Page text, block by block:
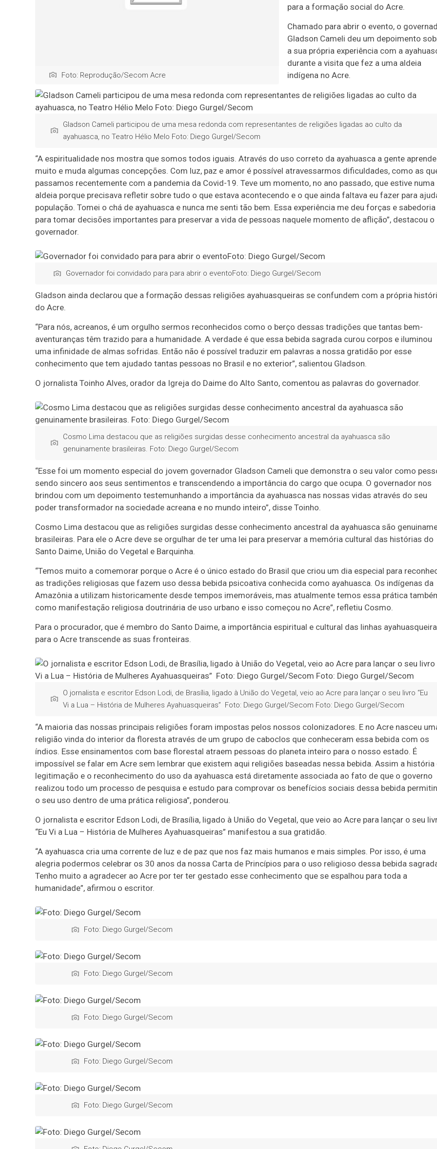
Foto: Reprodução/Secom Acre
para a formação social do Acre.
Gladson Cameli participou de uma mesa redonda com representantes de religiões ligadas ao culto da
ayahuasca, no Teatro Hélio Melo Foto: Diego Gurgel/Secom
Chamado para abrir o evento, o
Gladson Cameli deu um depoimento
a sua própria experiência com a
durante a visita que fez a uma aldeia
indígena no Acre.
“A espiritualidade nos mostra que somos todos iguais. Através do uso correto da ayahuasca a gente aprende
muito e muda algumas concepções. Com luz, paz e amor é possível atravessarmos dificuldades, como as
passamos recentemente com a pandemia da Covid-19. Teve um momento, no ano passado, que estive numa
aldeia porque precisava refletir sobre tudo o que estava acontecendo e o que ainda faltava eu fazer para
população. Tomei o chá de ayahuasca e nunca me senti tão bem. Essa experiência me deu forças e sabedoria
para tomar decisões importantes para preservar a vida de pessoas naquele momento de aflição”, destacou o
governador.
Governador foi convidado para para abrir o eventoFoto: Diego Gurgel/Secom
Gladson ainda declarou que a formação dessas religiões ayahuasqueiras se confundem com a própria
do Acre.
“Para nós, acreanos, é um orgulho sermos reconhecidos como o berço dessas tradições que tantas bem-
aventuranças têm trazido para a humanidade. A verdade é que essa bebida sagrada curou corpos e iluminou
uma infinidade de almas sofridas. Então não é possível traduzir em palavras a nossa gratidão por esse
conhecimento que tem ajudado tantas pessoas no Brasil e no exterior”, salientou Gladson.
O jornalista Toinho Alves, orador da Igreja do Daime do Alto Santo, comentou as palavras do governador.
Cosmo Lima destacou que as religiões surgidas desse conhecimento ancestral da ayahuasca são
genuinamente brasileiras. Foto: Diego Gurgel/Secom
“Esse foi um momento especial do jovem governador Gladson Cameli que demonstra o seu valor como
sendo sincero aos seus sentimentos e transcendendo a importância do cargo que ocupa. O governador nos
brindou com um depoimento testemunhando a importância da ayahuasca nas nossas vidas através do seu
poder transformador na sociedade acreana e no mundo inteiro”, disse Toinho.
Cosmo Lima destacou que as religiões surgidas desse conhecimento ancestral da ayahuasca são
brasileiras. Para ele o Acre deve se orgulhar de ter uma lei para preservar a memória cultural das histórias do
Santo Daime, União do Vegetal e Barquinha.
“Temos muito a comemorar porque o Acre é o único estado do Brasil que criou um dia especial para
as tradições religiosas que fazem uso dessa bebida psicoativa conhecida como ayahuasca. Os indígenas da
Amazônia a utilizam historicamente desde tempos imemoráveis, mas atualmente temos essa prática
como manifestação religiosa doutrinária de uso urbano e isso começou no Acre”, refletiu Cosmo.
Para o procurador, que é membro do Santo Daime, a importância espiritual e cultural das linhas
para o Acre transcende as suas fronteiras.
O jornalista e escritor Edson Lodi, de Brasília, ligado à União do Vegetal, veio ao Acre para lançar o seu livro “Eu
Vi a Lua – História de Mulheres Ayahuasqueiras” Foto: Diego Gurgel/Secom Foto: Diego Gurgel/Secom
“A maioria das nossas principais religiões foram impostas pelos nossos colonizadores. E no Acre nasceu
religião vinda do interior da floresta através de um grupo de caboclos que conheceram essa bebida com os
índios. Esse ensinamentos com base florestal atraem pessoas do planeta inteiro para o nosso estado. É
impossível se falar em Acre sem lembrar que existem aqui religiões baseadas nessa bebida. Assim a história
legitimação e o reconhecimento do uso da ayahuasca está diretamente associada ao fato de que o governo
realizou todo um processo de pesquisa e estudo para comprovar os benefícios sociais dessa bebida
o seu uso dentro de uma prática religiosa”, ponderou.
O jornalista e escritor Edson Lodi, de Brasília, ligado à União do Vegetal, que veio ao Acre para lançar o seu
“Eu Vi a Lua – História de Mulheres Ayahuasqueiras” manifestou a sua gratidão.
“A ayahuasca cria uma corrente de luz e de paz que nos faz mais humanos e mais simples. Por isso, é uma
alegria podermos celebrar os 30 anos da nossa Carta de Princípios para o uso religioso dessa bebida
Tenho muito a agradecer ao Acre por ter ter gestado esse conhecimento que se espalhou para toda a
humanidade”, afirmou o escritor.
Foto: Diego Gurgel/Secom
Foto: Diego Gurgel/Secom
Foto: Diego Gurgel/Secom
Foto: Diego Gurgel/Secom
Foto: Diego Gurgel/Secom